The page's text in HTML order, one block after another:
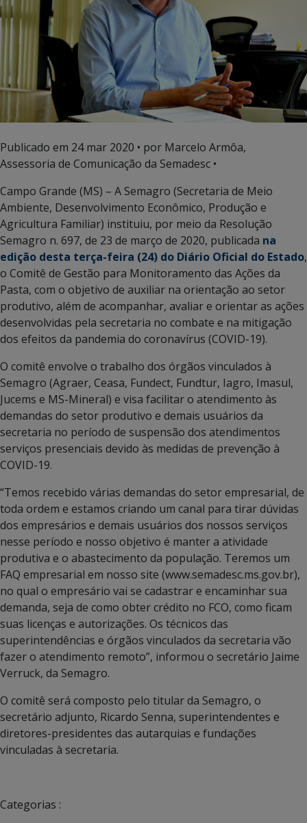
Publicado em 24 mar 2020 • por Marcelo Armôa,
Assessoria de Comunicação da Semadesc •
Campo Grande (MS) – A Semagro (Secretaria de Meio
Ambiente, Desenvolvimento Econômico, Produção e
Agricultura Familiar) instituiu, por meio da Resolução
Semagro n. 697, de 23 de março de 2020, publicada na
edição desta terça-feira (24) do Diário Oficial do Estado,
o Comitê de Gestão para Monitoramento das Ações da
Pasta, com o objetivo de auxiliar na orientação ao setor
produtivo, além de acompanhar, avaliar e orientar as ações
desenvolvidas pela secretaria no combate e na mitigação
dos efeitos da pandemia do coronavírus (COVID-19).
O comitê envolve o trabalho dos órgãos vinculados à
Semagro (Agraer, Ceasa, Fundect, Fundtur, Iagro, Imasul,
Jucems e MS-Mineral) e visa facilitar o atendimento às
demandas do setor produtivo e demais usuários da
secretaria no período de suspensão dos atendimentos
serviços presenciais devido às medidas de prevenção à
COVID-19.
“Temos recebido várias demandas do setor empresarial, de
toda ordem e estamos criando um canal para tirar dúvidas
dos empresários e demais usuários dos nossos serviços
nesse período e nosso objetivo é manter a atividade
produtiva e o abastecimento da população. Teremos um
FAQ empresarial em nosso site (www.semadesc.ms.gov.br),
no qual o empresário vai se cadastrar e encaminhar sua
demanda, seja de como obter crédito no FCO, como ficam
suas licenças e autorizações. Os técnicos das
superintendências e órgãos vinculados da secretaria vão
fazer o atendimento remoto”, informou o secretário Jaime
Verruck, da Semagro.
O comitê será composto pelo titular da Semagro, o
secretário adjunto, Ricardo Senna, superintendentes e
diretores-presidentes das autarquias e fundações
vinculadas à secretaria.
Categorias :